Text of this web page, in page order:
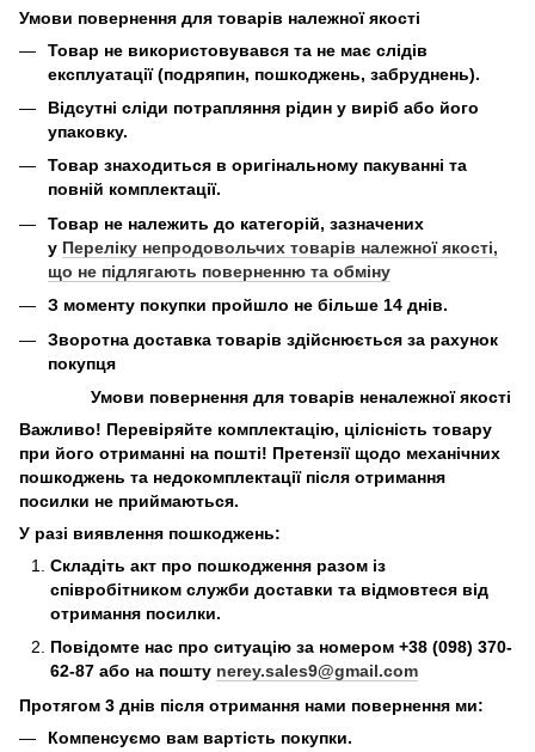
Умови повернення для товарів належної якості
Товар не використовувався та не має слідів
експлуатації (подряпин, пошкоджень, забруднень).
Відсутні сліди потрапляння рідин у виріб або його
упаковку.
Товар знаходиться в оригінальному пакуванні та
повній комплектації.
Товар не належить до категорій, зазначених
у Переліку непродовольчих товарів належної якості,
що не підлягають поверненню та обміну
З моменту покупки пройшло не більше 14 днів.
Зворотна доставка товарів здійснюється за рахунок
покупця
Умови повернення для товарів неналежної якості
Важливо! Перевіряйте комплектацію, цілісність товару
при його отриманні на пошті! Претензії щодо механічних
пошкоджень та недокомплектації після отримання
посилки не приймаються.
У разі виявлення пошкоджень:
Складіть акт про пошкодження разом із
співробітником служби доставки та відмовтеся від
отримання посилки.
Повідомте нас про ситуацію за номером +38 (098) 370-
62-87 або на пошту nerey.sales9@gmail.com
Протягом 3 днів після отримання нами повернення ми:
Компенсуємо вам вартість покупки.